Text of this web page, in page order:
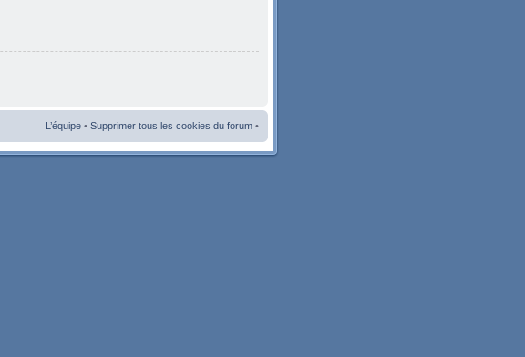
L’équipe • Supprimer tous les cookies du forum •